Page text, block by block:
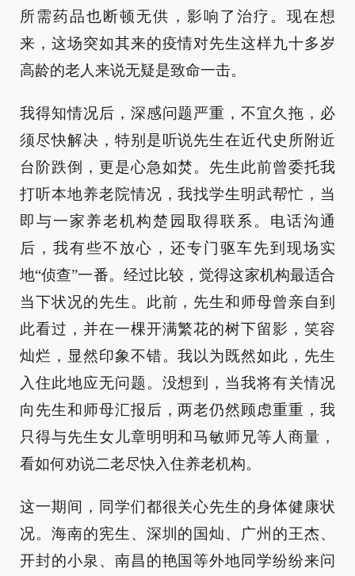
所需药品也断顿无供，影响了治疗。现在想
来，这场突如其来的疫情对先生这样九十多岁
高龄的老人来说无疑是致命一击。
我得知情况后，深感问题严重，不宜久拖，必
须尽快解决，特别是听说先生在近代史所附近
台阶跌倒，更是心急如焚。先生此前曾委托我
打听本地养老院情况，我找学生明武帮忙，当
即与一家养老机构楚园取得联系。电话沟通
后，我有些不放心，还专门驱车先到现场实
地“侦查”一番。经过比较，觉得这家机构最适合
当下状况的先生。此前，先生和师母曾亲自到
此看过，并在一棵开满繁花的树下留影，笑容
灿烂，显然印象不错。我以为既然如此，先生
入住此地应无问题。没想到，当我将有关情况
向先生和师母汇报后，两老仍然顾虑重重，我
只得与先生女儿章明明和马敏师兄等人商量，
看如何劝说二老尽快入住养老机构。
这一期间，同学们都很关心先生的身体健康状
况。海南的宪生、深圳的国灿、广州的王杰、
开封的小泉、南昌的艳国等外地同学纷纷来问